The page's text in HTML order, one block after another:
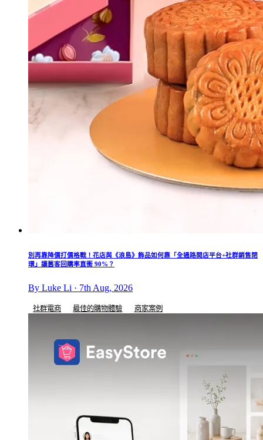
別再靠降價打價格戰！花店與《浪島》飾品如何靠「全通路開店平台+社群銷售閉
環」讓舊客回購率直衝 90%？
By Luke Li · 7th Aug, 2026
社群電商 最佳的購物體驗 商家案例